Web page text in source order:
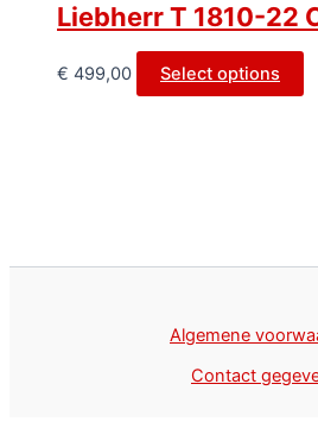
Liebherr T 1810-22
€ 499,00 Select options
Algemene
Contact